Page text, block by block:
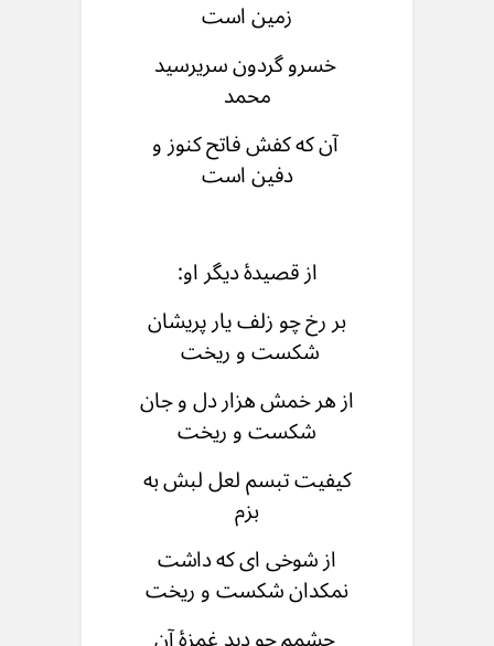
زمین است
خسرو گردون سریرسید
محمد
آن که کفش فاتح کنوز و
دفین است
از قصیدهٔ دیگر او:
بر رخ چو زلف یار پریشان
شکست و ریخت
از هر خمش هزار دل و جان
شکست و ریخت
کیفیت تبسم لعل لبش به
بزم
از شوخی ای که داشت
نمکدان شکست و ریخت